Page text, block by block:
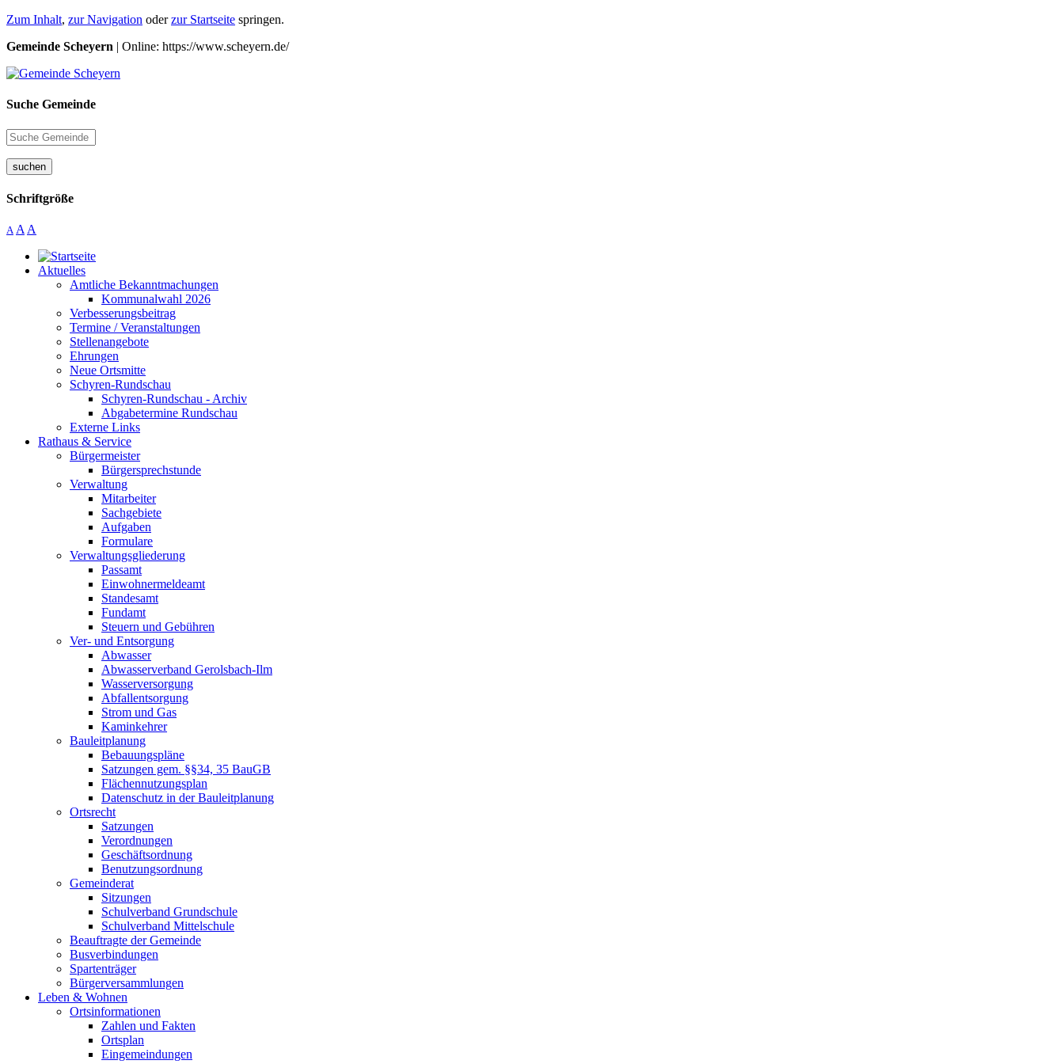
Zum Inhalt, zur Navigation oderzur Startseite springen.
Gemeinde Scheyern | Online: https://www.scheyern.de/
Suche Gemeinde
suchen
Schriftgröße
A A A
Aktuelles
Amtliche Bekanntmachungen
Kommunalwahl 2026
Verbesserungsbeitrag
Termine / Veranstaltungen
Stellenangebote
Ehrungen
Neue Ortsmitte
Schyren-Rundschau
Schyren-Rundschau - Archiv
Abgabetermine Rundschau
Externe Links
Rathaus & Service
Bürgermeister
Bürgersprechstunde
Verwaltung
Mitarbeiter
Sachgebiete
Aufgaben
Formulare
Verwaltungsgliederung
Passamt
Einwohnermeldeamt
Standesamt
Fundamt
Steuern und Gebühren
Ver- und Entsorgung
Abwasser
Abwasserverband Gerolsbach-Ilm
Wasserversorgung
Abfallentsorgung
Strom und Gas
Kaminkehrer
Bauleitplanung
Bebauungspläne
Satzungen gem. §§34, 35 BauGB
Flächennutzungsplan
Datenschutz in der Bauleitplanung
Ortsrecht
Satzungen
Verordnungen
Geschäftsordnung
Benutzungsordnung
Gemeinderat
Sitzungen
Schulverband Grundschule
Schulverband Mittelschule
Beauftragte der Gemeinde
Busverbindungen
Spartenträger
Bürgerversammlungen
Leben & Wohnen
Ortsinformationen
Zahlen und Fakten
Ortsplan
Eingemeindungen